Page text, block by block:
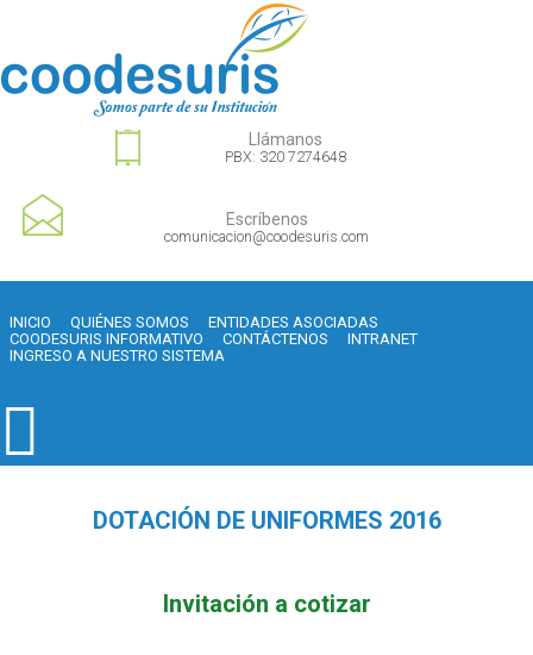
Llámanos
PBX: 320 7274648
Escríbenos
comunicacion@coodesuris.com
INICIO QUIÉNES SOMOS
ENTIDADES ASOCIADAS
COODESURIS INFORMATIVO
CONTÁCTENOS
INTRANET
INGRESO A NUESTRO SISTEMA
DOTACIÓN DE UNIFORMES 2016
Invitación a cotizar